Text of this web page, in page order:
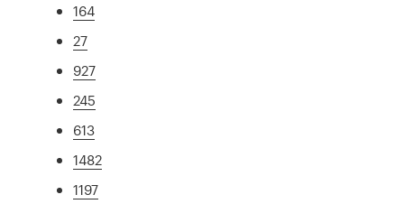
164
27
927
245
613
1482
1197